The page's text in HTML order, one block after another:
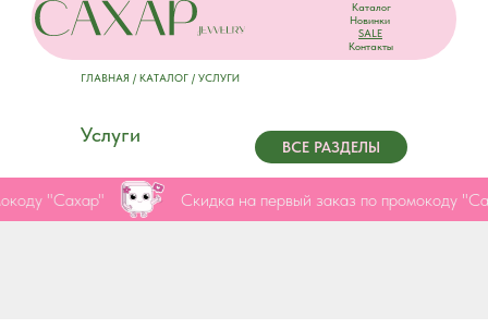
Услуги
ГЛАВНАЯ / КАТАЛОГ / УСЛУГИ
ВСЕ РАЗДЕЛЫ
Контакты
Каталог
Новинки
SALE
"Сахар" Скидка на первый заказ по промокоду